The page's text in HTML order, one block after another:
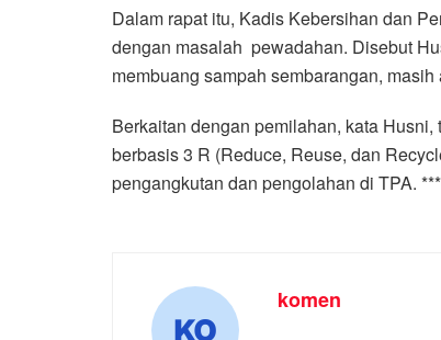
Dalam rapat itu, Kadis Kebersihan dan
dengan masalah pewadahan. Disebut
membuang sampah sembarangan,
Berkaitan dengan pemilahan, kata
berbasis 3 R (Reduce, Reuse, dan
pengangkutan dan pengolahan di TPA.
komen